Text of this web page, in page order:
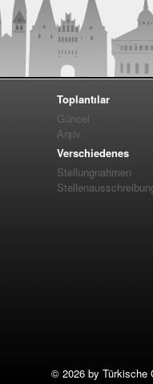
Toplantılar
Güncel
Arşiv
Verschiedenes
Stellungnahmen
© 2026 by Türkische